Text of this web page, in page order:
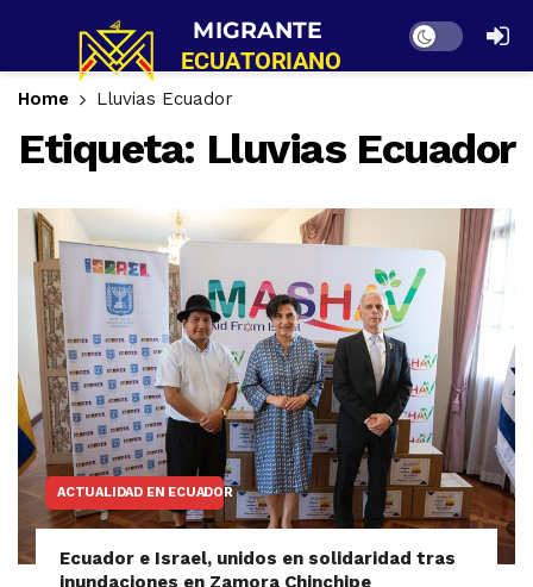
Dark mode
Home Lluvias Ecuador
Etiqueta: Lluvias Ecuador
ACTUALIDAD EN ECUADOR
Ecuador e Israel, unidos en solidaridad tras
inundaciones en Zamora Chinchipe